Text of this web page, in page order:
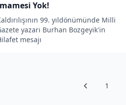
Yok!
99. yıldönümünde Milli
yazarı Burhan Bozgeyik'in
mesajı
1